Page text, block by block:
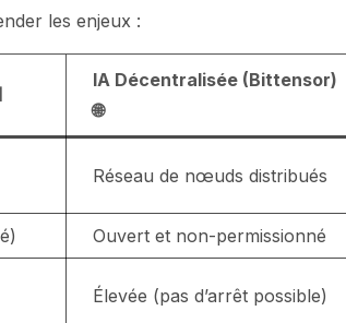
les enjeux :
IA Décentralisée (Bittensor)
🌐
Réseau de nœuds distribués
Ouvert et non-permissionné
Élevée (pas d’arrêt possible)